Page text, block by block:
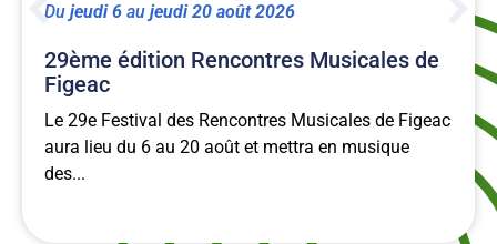
du jeudi 6 au jeudi 20 août 2026
29ème édition Rencontres Musicales de
Figeac
Le 29e Festival des Rencontres Musicales de Figeac
aura lieu du 6 au 20 août et mettra en musique
des...